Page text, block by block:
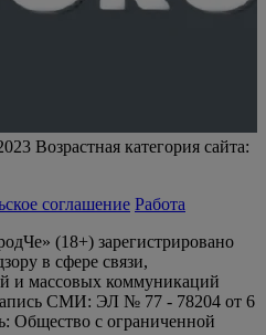
Возрастная категория сайта:
соглашение Работа
(18+) зарегистрировано
в сфере связи,
и массовых коммуникаций
СМИ: ЭЛ № 77 - 78204 от 6
Общество с ограниченной